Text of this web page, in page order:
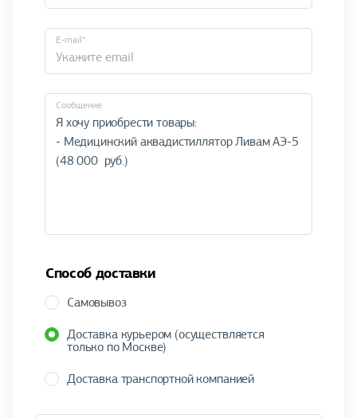
E-mail*
Cообщение
Способ доставки
Самовывоз
Доставка курьером (осуществляется
только по Москве)
Доставка транспортной компанией